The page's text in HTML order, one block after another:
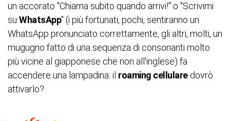
un accorato "Chiama subito quando arrivi!" o "Scrivimi
su WhatsApp" (i più fortunati, pochi, sentiranno un
WhatsApp pronunciato correttamente, gli altri, molti, un
mugugno fatto di una sequenza di consonanti molto
più vicine al giapponese che non all'inglese) fa
accendere una lampadina: il roaming cellularedovrò
attivarlo?